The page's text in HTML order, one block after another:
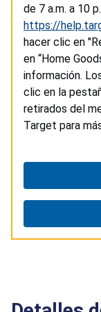
de 7 a.m. a 10
https://
hacer clic en
en “Home
información.
clic en la
retirados del
Target para